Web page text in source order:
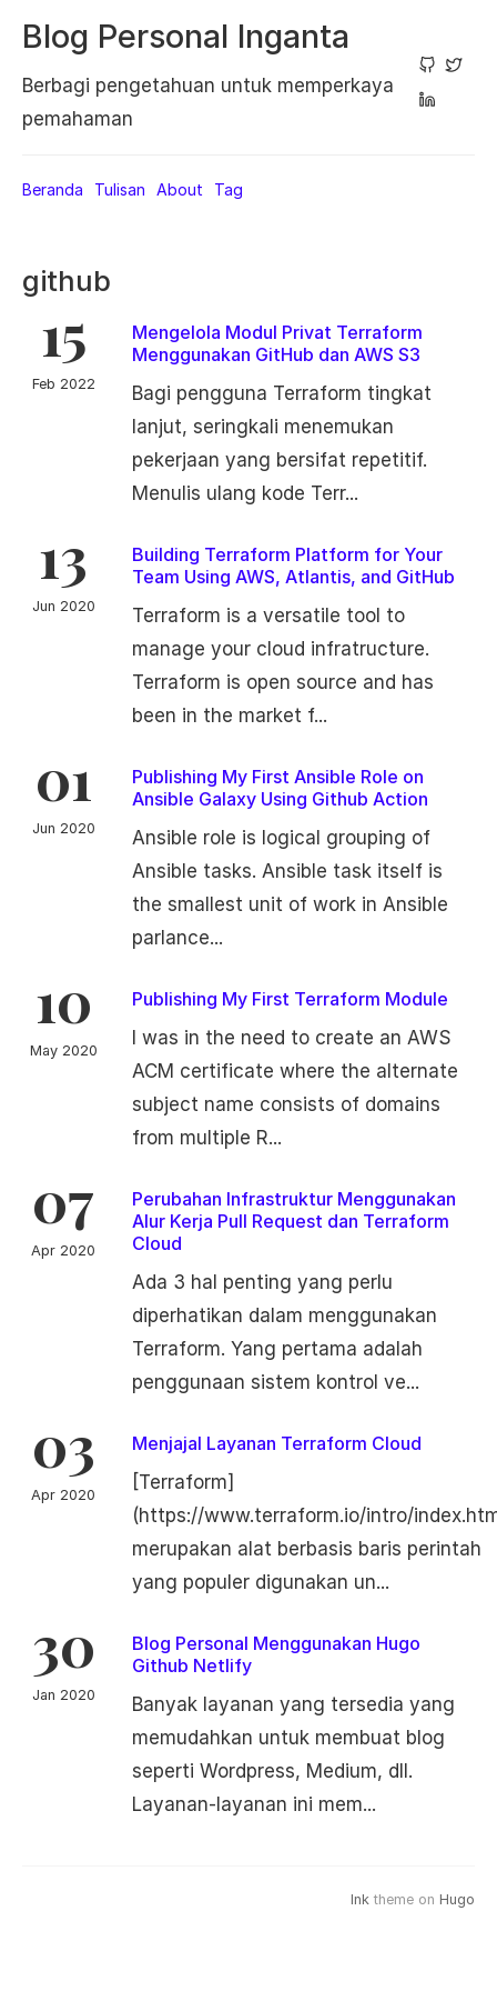
Blog Personal Inganta
Berbagi pengetahuan untuk memperkaya
pemahaman
Beranda Tulisan About Tag
github
15
Feb 2022
Mengelola Modul Privat Terraform
Menggunakan GitHub dan AWS S3
Bagi pengguna Terraform tingkat
lanjut, seringkali menemukan
pekerjaan yang bersifat repetitif.
Menulis ulang kode Terr...
13
Jun 2020
Building Terraform Platform for Your
Team Using AWS, Atlantis, and GitHub
Terraform is a versatile tool to
manage your cloud infratructure.
Terraform is open source and has
been in the market f...
01
Jun 2020
Publishing My First Ansible Role on
Ansible Galaxy Using Github Action
Ansible role is logical grouping of
Ansible tasks. Ansible task itself is
the smallest unit of work in Ansible
parlance...
10
May 2020
Publishing My First Terraform Module
I was in the need to create an AWS
ACM certificate where the alternate
subject name consists of domains
from multiple R...
07
Apr 2020
Perubahan Infrastruktur Menggunakan
Alur Kerja Pull Request dan Terraform
Cloud
Ada 3 hal penting yang perlu
diperhatikan dalam menggunakan
Terraform. Yang pertama adalah
penggunaan sistem kontrol ve...
03
Apr 2020
Menjajal Layanan Terraform Cloud
[Terraform]
(https://www.terraform.io/intro/
merupakan alat berbasis baris perintah
yang populer digunakan un...
30
Jan 2020
Blog Personal Menggunakan Hugo
Github Netlify
Banyak layanan yang tersedia yang
memudahkan untuk membuat blog
seperti Wordpress, Medium, dll.
Layanan-layanan ini mem...
Ink theme on Hugo